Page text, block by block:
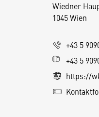
Wiedner
1045 Wien
+43 5
+43 5
https://